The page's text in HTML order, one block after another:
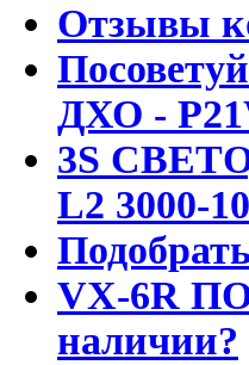
Отзывы
ДХО -
3S
L2 3000-
VX-6R
наличии?